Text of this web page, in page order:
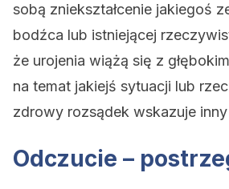
sobą zniekształcenie jakiegoś
bodźca lub istniejącej
że urojenia wiążą się z
na temat jakiejś sytuacji lub
zdrowy rozsądek wskazuje inny
Odczucie –